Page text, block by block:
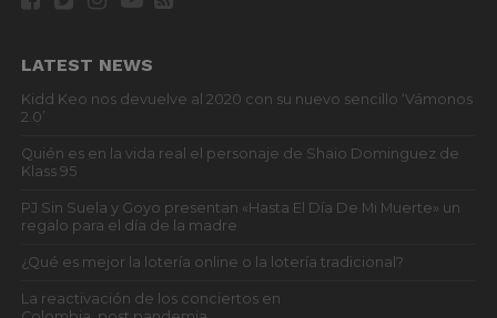
LATEST NEWS
Kidd Keo nos devuelve al 2020 con su nuevo sencillo ‘Vámonos
2.0’
Quién es en la vida real el personaje de Shaio Dominguez de
Klass 95
PJ Sin Suela y Goyo presentan «Hasta El Día De Mi Muerte» un
regalo para el día de la madre
¿Qué es mejor la lotería online o la lotería tradicional?
La reactivación de los conciertos en